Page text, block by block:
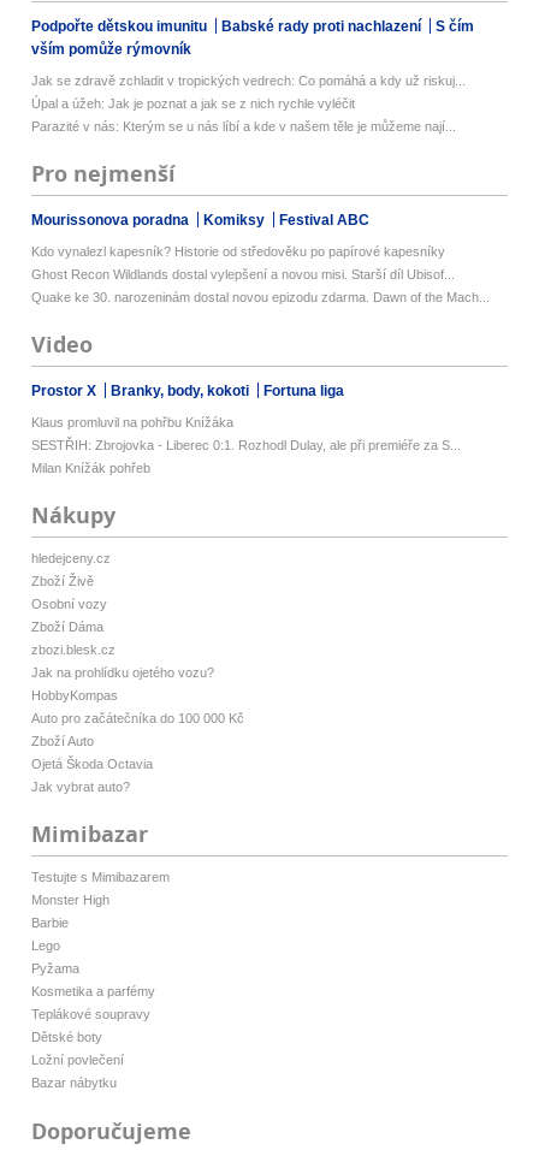
Podpořte dětskou imunitu Babské rady proti nachlazení
S čím
vším pomůže rýmovník
Jak se zdravě zchladit v tropických vedrech: Co pomáhá a kdy už riskuj...
Úpal a úžeh: Jak je poznat a jak se z nich rychle vyléčit
Parazité v nás: Kterým se u nás líbí a kde v našem těle je můžeme nají...
Pro nejmenší
Mourissonova poradna Komiksy Festival ABC
Kdo vynalezl kapesník? Historie od středověku po papírové kapesníky
Ghost Recon Wildlands dostal vylepšení a novou misi. Starší díl Ubisof...
Quake ke 30. narozeninám dostal novou epizodu zdarma. Dawn of the Mach...
Video
Prostor X Branky, body, kokoti Fortuna liga
Klaus promluvil na pohřbu Knížáka
SESTŘIH: Zbrojovka - Liberec 0:1. Rozhodl Dulay, ale při premiéře za S...
Milan Knížák pohřeb
Nákupy
hledejceny.cz
Zboží Živě
Osobní vozy
Zboží Dáma
zbozi.blesk.cz
Jak na prohlídku ojetého vozu?
HobbyKompas
Auto pro začátečníka do 100 000 Kč
Zboží Auto
Ojetá Škoda Octavia
Jak vybrat auto?
Mimibazar
Testujte s Mimibazarem
Monster High
Barbie
Lego
Pyžama
Kosmetika a parfémy
Teplákové soupravy
Dětské boty
Ložní povlečení
Bazar nábytku
Doporučujeme